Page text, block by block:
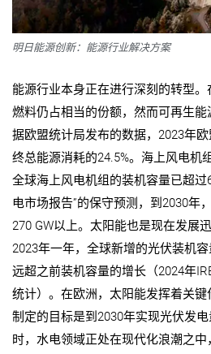
明日能源创新：能源行业解决方案
能源行业本身正在进行深刻的转型
燃料仍占相当的份额，然而可再生
据欧盟统计局发布的数据， 2023年
终总能源消耗的24.5%。海上风电机
全球海上风电机组的装机容量已超过
电市场报告”的保守预测，到 2030年
270 GW以上。太阳能也是现在发展
2023年一年，全球新增的光伏装机
远超之前装机容量的增长（2024年
统计）。在欧洲，太阳能发挥着关键
制定的目标是到 2030年实现光伏发电
时，水电领域正处在现代化浪潮之